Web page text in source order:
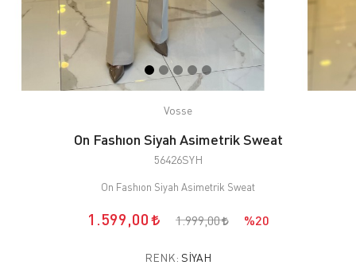
Vosse
On Fashıon Siyah Asimetrik Sweat
56426SYH
On Fashıon Siyah Asimetrik Sweat
1.599,00 1.999,00 %20
RENK: SİYAH